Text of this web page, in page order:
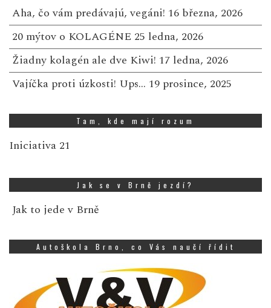
Aha, čo vám predávajú, vegáni! 16 března, 2026
20 mýtov o KOLAGÉNE 25 ledna, 2026
Žiadny kolagén ale dve Kiwi! 17 ledna, 2026
Vajíčka proti úzkosti! Ups… 19 prosince, 2025
Tam, kde mají rozum
Iniciativa 21
Jak se v Brně jezdí?
Jak to jede v Brně
Autoškola Brno, co Vás naučí řídit